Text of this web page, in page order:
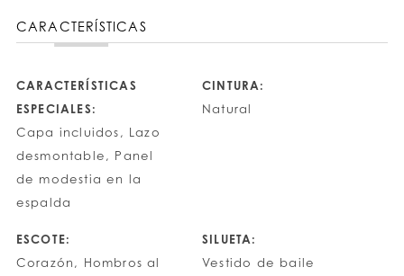
CARACTERÍSTICAS
CARACTERÍSTICAS
ESPECIALES:
Capa incluidos, Lazo
desmontable, Panel
de modestia en la
espalda
CINTURA:
Natural
ESCOTE:
Corazón, Hombros al
SILUETA:
Vestido de baile